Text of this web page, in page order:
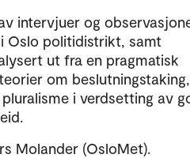
intervjuer og
Oslo politidistrikt, samt
ut fra en pragmatisk
om beslutningstaking,
i verdsetting av
Molander (OsloMet).